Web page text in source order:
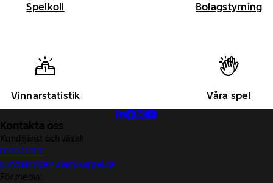
Spelkoll Bolagstyrning
Vinnarstatistik Våra spel
Kontakta oss
Kundtjänst och växel:
0770-11 11 11
kundservice@svenskaspel.se
För media: